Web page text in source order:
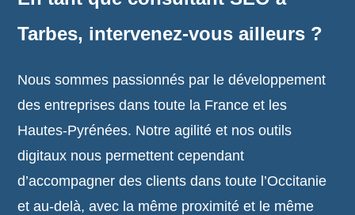
Tarbes, intervenez-vous ailleurs ?
Nous sommes passionnés par le développement
des entreprises dans toute la France et les
Hautes-Pyrénées. Notre agilité et nos outils
digitaux nous permettent cependant
d’accompagner des clients dans toute l’Occitanie
et au-delà, avec la même proximité et le même